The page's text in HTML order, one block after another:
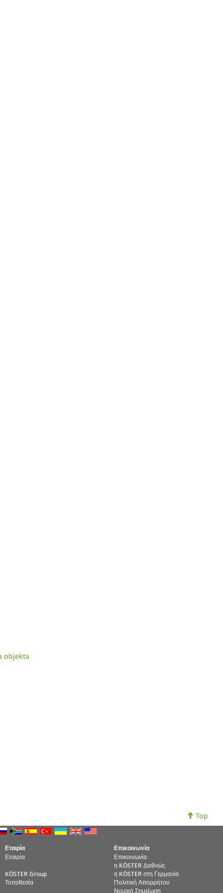
objekta
Top
Εταιρία
Εταιρία
KÖSTER Group
Τοποθεσία
Επικοινωνία
Επικοινωνία
η KÖSTER Διεθνώς
η KÖSTER στη Γερμανία
Πολιτική Απορρήτου
Νομική Σημείωση